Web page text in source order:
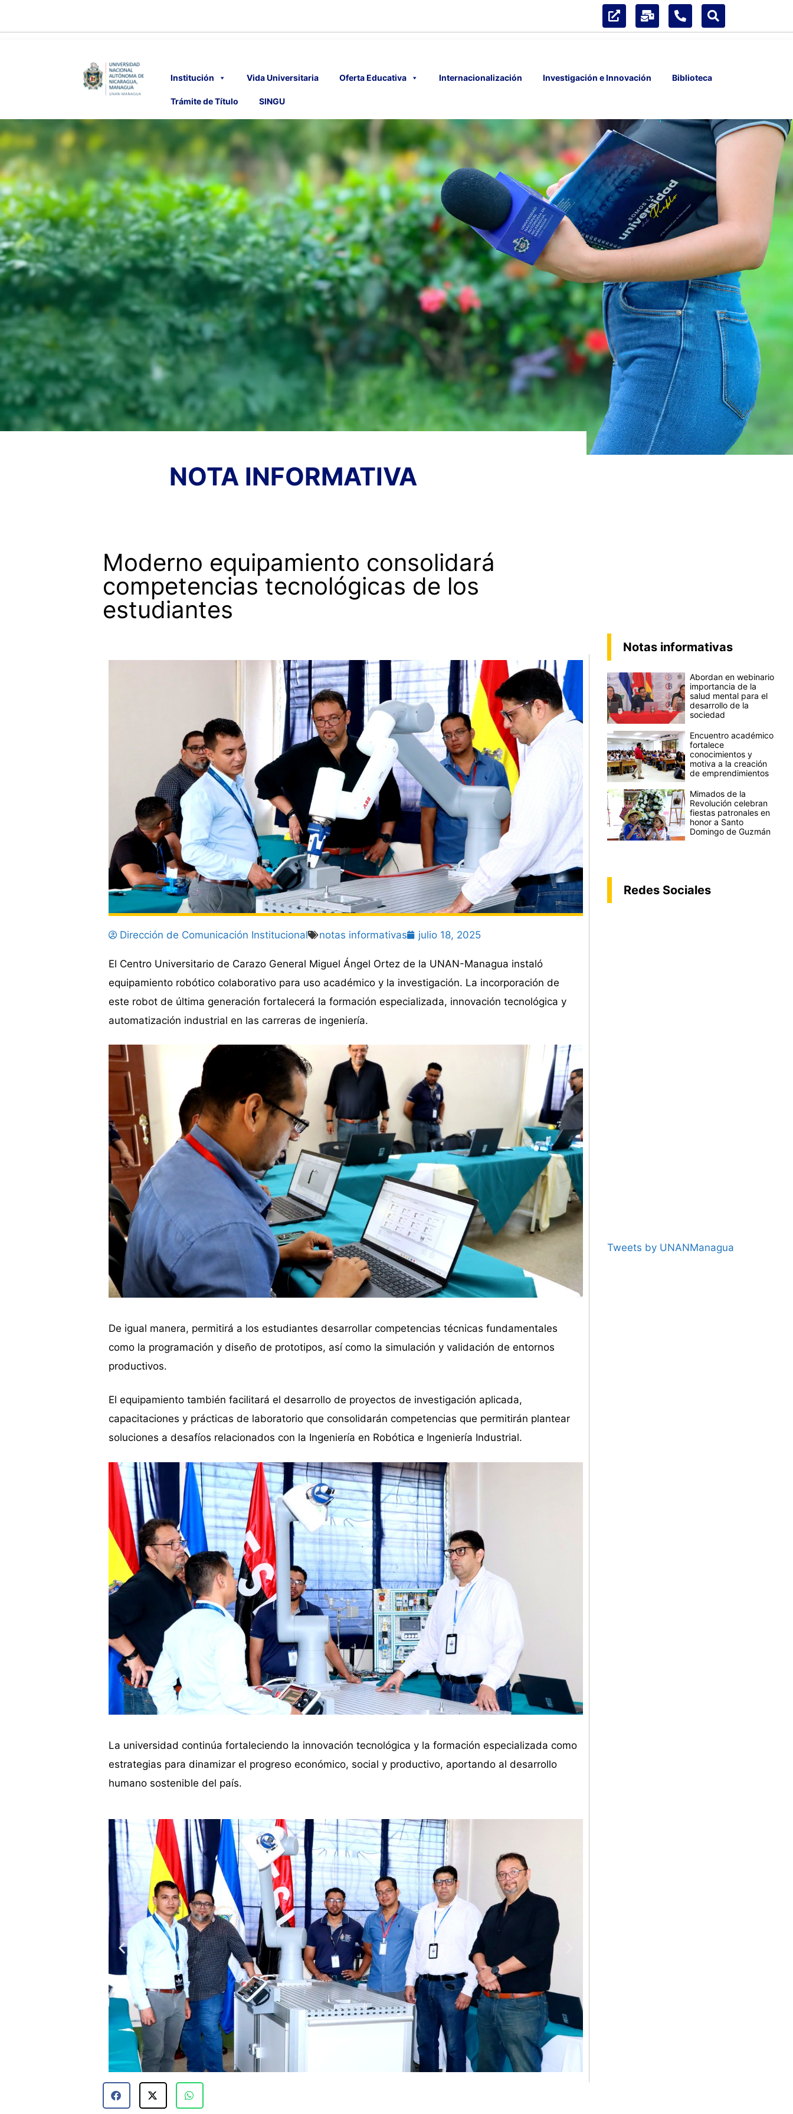
Institución Vida Universitaria Oferta Educativa Internacionalización Investigación e Innovación Biblioteca
Trámite de Título SINGU
NOTA INFORMATIVA
NOTICIAS
Moderno equipamiento consolidará
competencias tecnológicas de los
estudiantes
Dirección de Comunicación Institucional notas informativas julio 18, 2025
El Centro Universitario de Carazo General Miguel Ángel Ortez de la UNAN-Managua instaló
equipamiento robótico colaborativo para uso académico y la investigación. La incorporación de
este robot de última generación fortalecerá la formación especializada, innovación tecnológica y
automatización industrial en las carreras de ingeniería.
De igual manera, permitirá a los estudiantes desarrollar competencias técnicas fundamentales
como la programación y diseño de prototipos, así como la simulación y validación de entornos
productivos.
El equipamiento también facilitará el desarrollo de proyectos de investigación aplicada,
capacitaciones y prácticas de laboratorio que consolidarán competencias que permitirán plantear
soluciones a desafíos relacionados con la Ingeniería en Robótica e Ingeniería Industrial.
La universidad continúa fortaleciendo la innovación tecnológica y la formación especializada como
estrategias para dinamizar el progreso económico, social y productivo, aportando al desarrollo
humano sostenible del país.
Notas informativas
Abordan en webinario
importancia de la
salud mental para el
desarrollo de la
sociedad
Encuentro académico
fortalece
conocimientos y
motiva a la creación
de emprendimientos
Mimados de la
Revolución celebran
fiestas patronales en
honor a Santo
Domingo de Guzmán
Redes Sociales
Tweets by UNANManagua